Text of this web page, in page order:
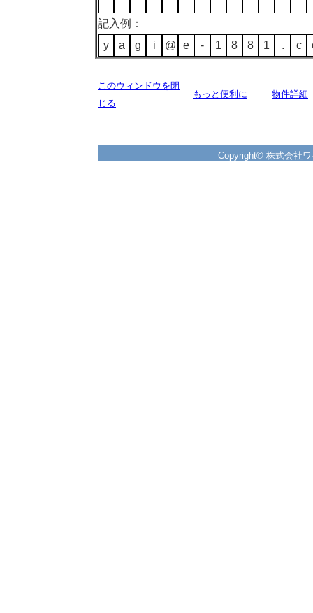
記入例：
y
a g i @ e - 1 8 8 1 . c
このウィンドウを閉
じる
もっと便利に 物件詳細
Copyright© 株式会社